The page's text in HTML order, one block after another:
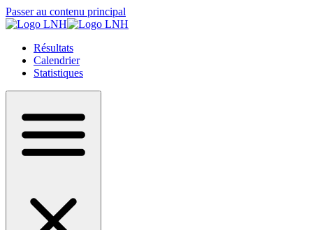
Passer au contenu principal
Résultats
Calendrier
Statistiques